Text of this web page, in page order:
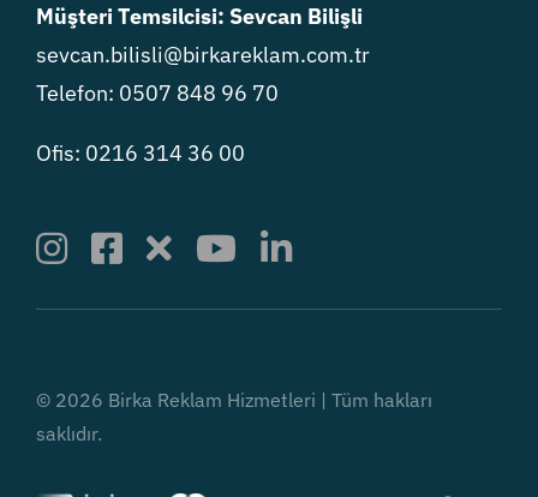
Müşteri Temsilcisi: Sevcan Bilişli
sevcan.bilisli@birkareklam.com.tr
Telefon: 0507 848 96 70
Ofis: 0216 314 36 00
© 2026 Birka Reklam Hizmetleri | Tüm hakları
saklıdır.